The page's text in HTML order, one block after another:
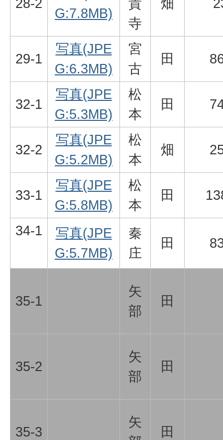
28-2
G:7.8MB)
貴
寺
畑
29-1
写真(JPE
G:6.3MB)
宮
古
田
32-1
写真(JPE
G:5.3MB)
松
本
田
32-2
写真(JPE
G:5.2MB)
松
本
畑
33-1
写真(JPE
G:5.8MB)
松
本
田
34-1
写真(JPE
G:5.7MB)
秦
庄
田
35-1
矢
部
田
35-2
矢
部
田
35-3
矢
田